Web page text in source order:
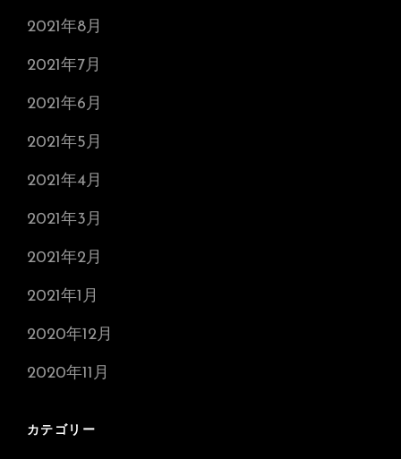
2021年8月
2021年7月
2021年6月
2021年5月
2021年4月
2021年3月
2021年2月
2021年1月
2020年12月
2020年11月
カテゴリー